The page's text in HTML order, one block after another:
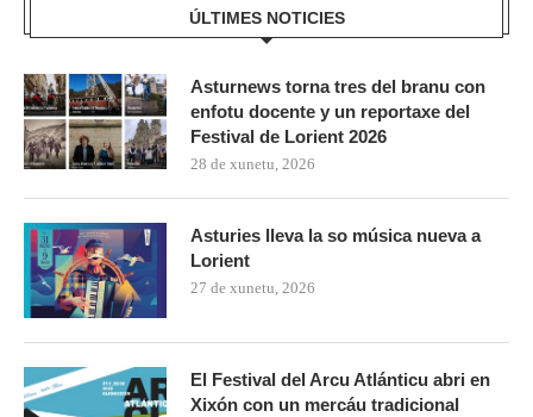
ÚLTIMES NOTICIES
Asturnews torna tres del branu con
enfotu docente y un reportaxe del
Festival de Lorient 2026
28 de xunetu, 2026
Asturies lleva la so música nueva a
Lorient
27 de xunetu, 2026
El Festival del Arcu Atlánticu abri en
Xixón con un mercáu tradicional